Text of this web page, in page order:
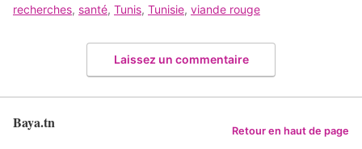
recherches, santé, Tunis, Tunisie, viande rouge
Laissez un commentaire
Baya.tn Retour en haut de page